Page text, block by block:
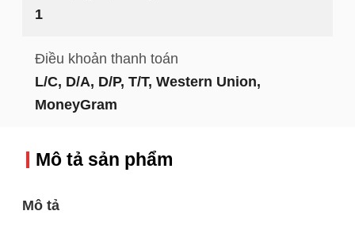
1
Điều khoản thanh toán
L/C, D/A, D/P, T/T, Western Union,
MoneyGram
Mô tả sản phẩm
Mô tả